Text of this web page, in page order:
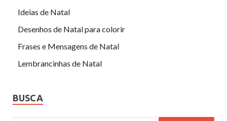
Ideias de Natal
Desenhos de Natal para colorir
Frases e Mensagens de Natal
Lembrancinhas de Natal
BUSCA